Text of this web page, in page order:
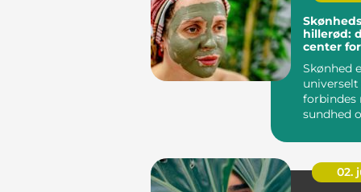
hillerød:
center
Skønhed
forbindes
sundhed
02.